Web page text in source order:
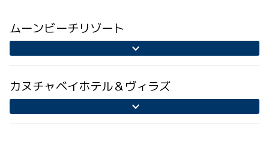
ムーンビーチリゾート
カヌチャベイホテル＆ヴィラズ